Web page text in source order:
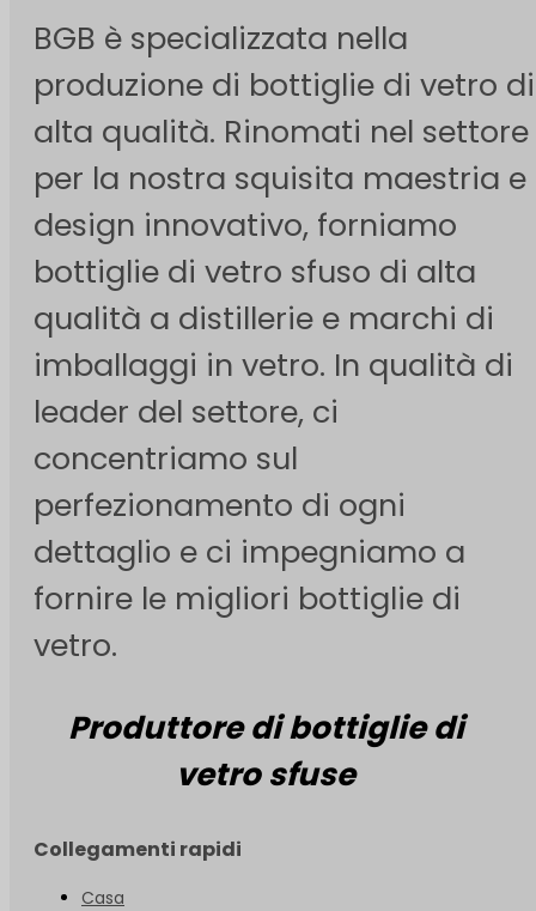
BGB è specializzata nella
produzione di bottiglie di vetro di
alta qualità. Rinomati nel settore
per la nostra squisita maestria e
design innovativo, forniamo
bottiglie di vetro sfuso di alta
qualità a distillerie e marchi di
imballaggi in vetro. In qualità di
leader del settore, ci
concentriamo sul
perfezionamento di ogni
dettaglio e ci impegniamo a
fornire le migliori bottiglie di
vetro.
Produttore di bottiglie di
vetro sfuse
Collegamenti rapidi
Casa